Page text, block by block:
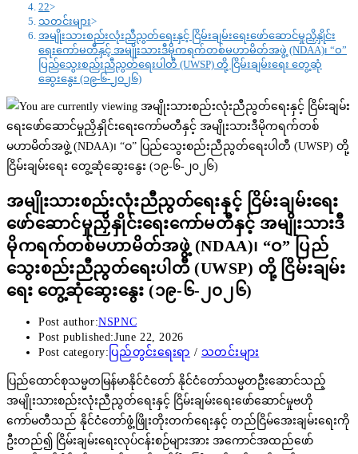
22>
သတင်းများ>
အမျိုးသားစည်းလုံးညီညွတ်ရေးနှင့် ငြိမ်းချမ်းရေးဖော်ဆောင်မှုညှိနှိုင်း
ရေးကော်မတီနှင့် အမျိုးသားဒီမိုကရက်တစ်မဟာမိတ်အဖွဲ့ (NDAA)၊ “ဝ”
ပြည်သွေးစည်းညီညွတ်ရေးပါတီ (UWSP) တို့ ငြိမ်းချမ်းရေး တွေ့ဆုံ
ဆွေးနွေး (၁၉-၆-၂၀၂၆)
အမျိုးသားစည်းလုံးညီညွတ်ရေးနှင့် ငြိမ်းချမ်းရေး
ဖော်ဆောင်မှုညှိနှိုင်းရေးကော်မတီနှင့် အမျိုးသားဒီ
မိုကရက်တစ်မဟာမိတ်အဖွဲ့ (NDAA)၊ “ဝ” ပြည်
သွေးစည်းညီညွတ်ရေးပါတီ (UWSP) တို့ ငြိမ်းချမ်း
ရေး တွေ့ဆုံဆွေးနွေး (၁၉-၆-၂၀၂၆)
Post author:NSPNC
Post published:June 22, 2026
Post category: ပြည်တွင်းရေးရာ / သတင်းများ
ပြည်ထောင်စုသမ္မတမြန်မာနိုင်ငံတော် နိုင်ငံတော်သမ္မတဦးဆောင်သည့်
အမျိုးသားစည်းလုံးညီညွတ်ရေးနှင့် ငြိမ်းချမ်းရေးဖော်ဆောင်မှုဗဟို
ကော်မတီသည် နိုင်ငံတော်ဖွံ့ဖြိုးတိုးတက်ရေးနှင့် တည်ငြိမ်အေးချမ်းရေးကို
ဦးတည်၍ ငြိမ်းချမ်းရေးလုပ်ငန်းစဉ်များအား အကောင်အထည်ဖော်